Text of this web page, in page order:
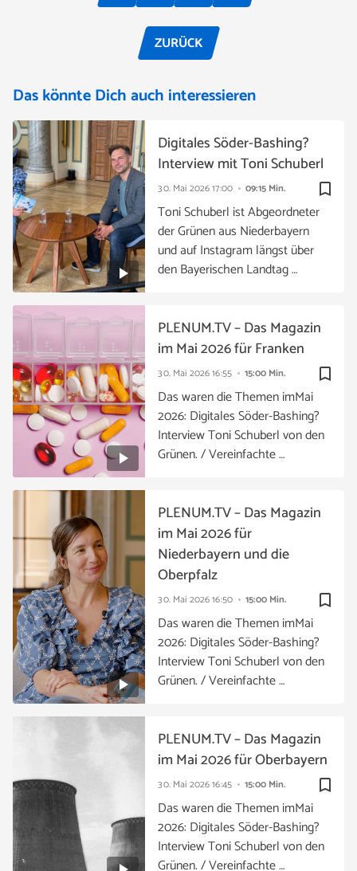
ZURÜCK
Das könnte Dich auch interessieren
bookmark_border
30. Mai 202617:00 09:15 Min.
Digitales Söder-Bashing?
Interview mit Toni Schuberl
Toni Schuberl ist Abgeordneter
der Grünen aus Niederbayern
und auf Instagram längst über
den Bayerischen Landtag …
bookmark_border
30. Mai 202616:55 15:00 Min.
PLENUM.TV – Das Magazin
im Mai 2026 für Franken
Das waren die Themen imMai
2026: Digitales Söder-Bashing?
Interview Toni Schuberl von den
Grünen. / Vereinfachte …
bookmark_border
30. Mai 202616:50 15:00 Min.
PLENUM.TV – Das Magazin
im Mai 2026 für
Niederbayern und die
Oberpfalz
Das waren die Themen imMai
2026: Digitales Söder-Bashing?
Interview Toni Schuberl von den
Grünen. / Vereinfachte …
bookmark_border
30. Mai 202616:45 15:00 Min.
PLENUM.TV – Das Magazin
im Mai 2026 für Oberbayern
Das waren die Themen imMai
2026: Digitales Söder-Bashing?
Interview Toni Schuberl von den
Grünen. / Vereinfachte …